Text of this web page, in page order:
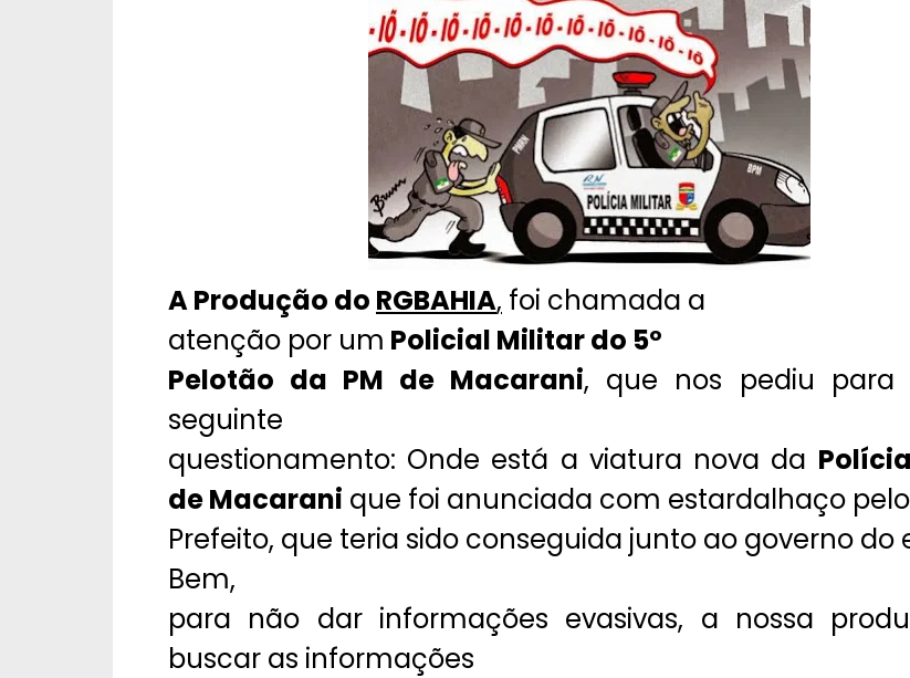
A Produção do RGBAHIA, foi chamada a
atenção por um Policial Militar do 5º
Pelotão da PM de Macarani, que nos pediu para
seguinte
questionamento: Onde está a viatura nova da
de Macarani que foi anunciada com estardalhaço pelo
Prefeito, que teria sido conseguida junto ao governo do
Bem,
para não dar informações evasivas, a nossa
buscar as informações